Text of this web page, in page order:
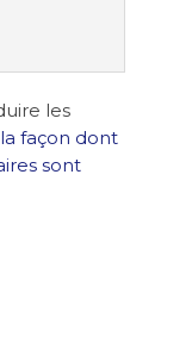
les
façon dont
sont